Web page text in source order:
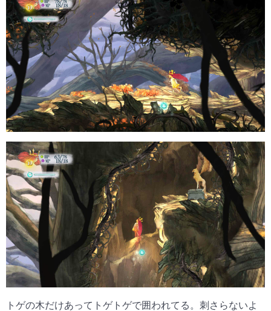
トゲの木だけあってトゲトゲで囲われてる。刺さらないよ